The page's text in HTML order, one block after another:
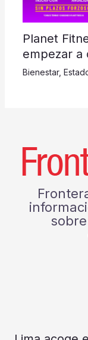
Planet
empezar a
Bienestar,